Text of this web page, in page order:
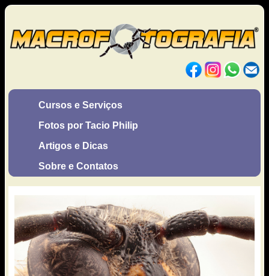
Cursos e Serviços
Fotos por Tacio Philip
Artigos e Dicas
Sobre e Contatos